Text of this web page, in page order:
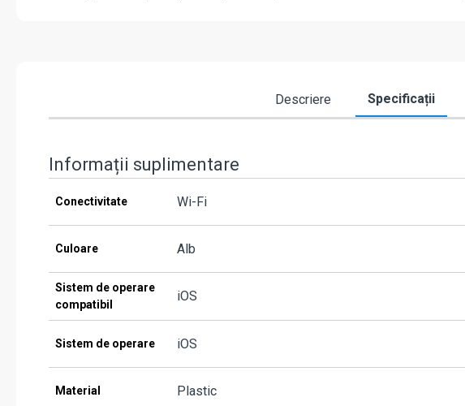
Descriere Specificații
Informații suplimentare
Conectivitate Wi-Fi
Culoare Alb
Sistem de operare
compatibil
iOS
Sistem de operare iOS
Material Plastic